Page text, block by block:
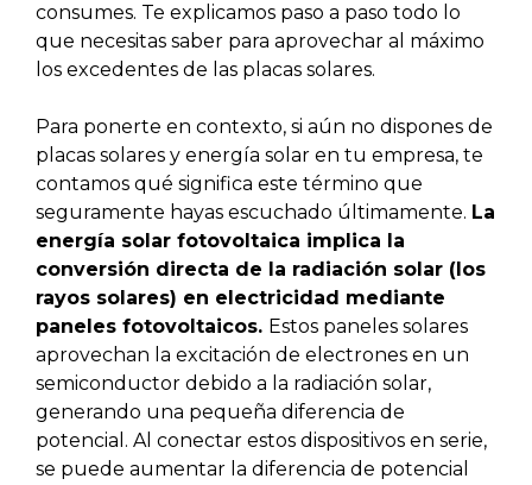
consumes. Te explicamos paso a paso todo lo
que necesitas saber para aprovechar al máximo
los excedentes de las placas solares.
Para ponerte en contexto, si aún no dispones de
placas solares y energía solar en tu empresa, te
contamos qué significa este término que
seguramente hayas escuchado últimamente. La
energía solar fotovoltaica implica la
conversión directa de la radiación solar (los
rayos solares) en electricidad mediante
paneles fotovoltaicos. Estos paneles solares
aprovechan la excitación de electrones en un
semiconductor debido a la radiación solar,
generando una pequeña diferencia de
potencial. Al conectar estos dispositivos en serie,
se puede aumentar la diferencia de potencial